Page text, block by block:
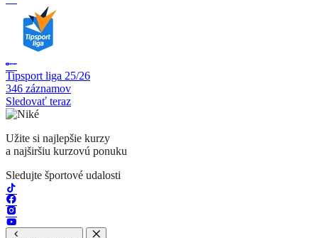
Tipsport liga 25/26
346 záznamov
Sledovať teraz
Užite si najlepšie kurzy
a najširšiu kurzovú ponuku
Sledujte športové udalosti